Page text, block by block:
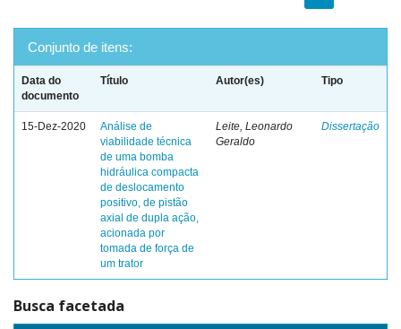
Conjunto de itens:
Data do
documento
Título Autor(es) Tipo
15-Dez-2020
Análise de
viabilidade técnica
de uma bomba
hidráulica compacta
de deslocamento
positivo, de pistão
axial de dupla ação,
acionada por
tomada de força de
um trator
Leite, Leonardo
Geraldo
Dissertação
Busca facetada